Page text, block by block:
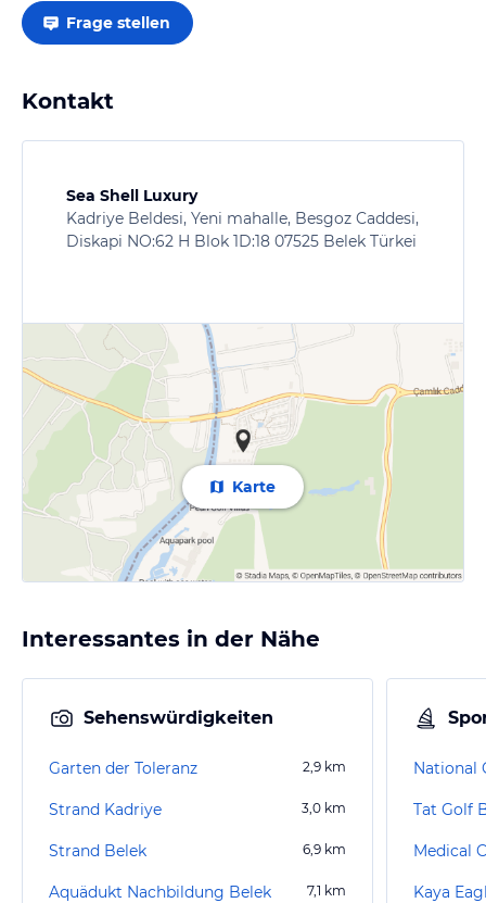
Frage stellen
Kontakt
Sea Shell Luxury
Kadriye Beldesi, Yeni mahalle, Besgoz Caddesi,
Diskapi NO:62 H Blok 1D:18 07525 Belek Türkei
Karte
Interessantes in der Nähe
Sehenswürdigkeiten
Garten der Toleranz 2,9 km
Strand Kadriye 3,0 km
Strand Belek 6,9 km
Aquädukt Nachbildung Belek 7,1 km
National
Tat Golf
Kaya